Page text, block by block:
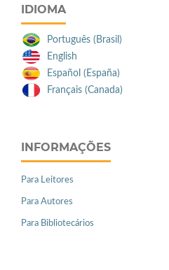
IDIOMA
Português (Brasil)
English
Español (España)
Français (Canada)
INFORMAÇÕES
Para Leitores
Para Autores
Para Bibliotecários